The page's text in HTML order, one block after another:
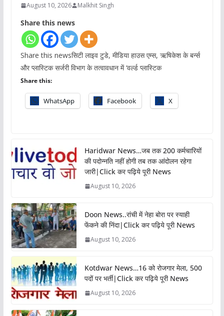
August 10, 2026 Malkhit Singh
Share this news
Share this newsसिटी लाइव टुडे, मीडिया हाउस एम्स, ऋषिकेश के बर्न्स
और प्लास्टिक सर्जरी विभाग के तत्वावधान में ‘वर्ल्ड प्लास्टिक
Share this:
WhatsApp Facebook X
Haridwar News…जब तक 200 कर्मचारियों
की पदोन्नति नहीं होगी तब तक आंदोलन रहेगा
जारी|Click कर पढ़िये पूरी News
August 10, 2026
Doon News..रांची में नेहा बोरा पर स्याही
फेंकने की निंदा|Click कर पढ़िये पूरी News
August 10, 2026
Kotdwar News…16 को रोजगार मेला, 500
पदों पर भर्ती|Click कर पढ़िये पूरी News
August 10, 2026